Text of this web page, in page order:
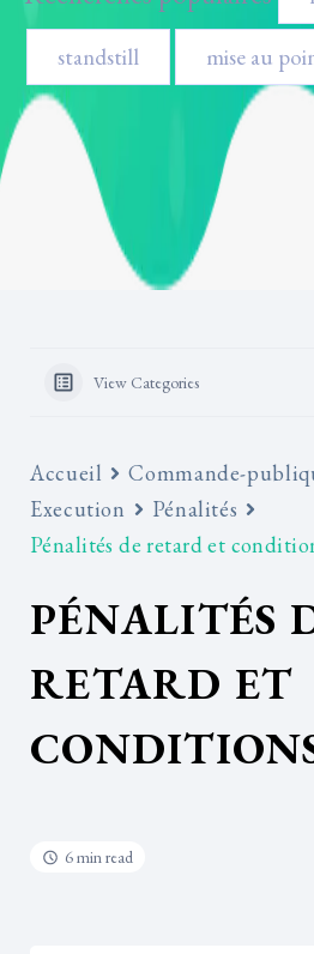
standstill mise au
View Categories
Accueil Commande-
Execution
Pénalités
Pénalités de retard et
PÉNALITÉS
RETARD ET
6 min read